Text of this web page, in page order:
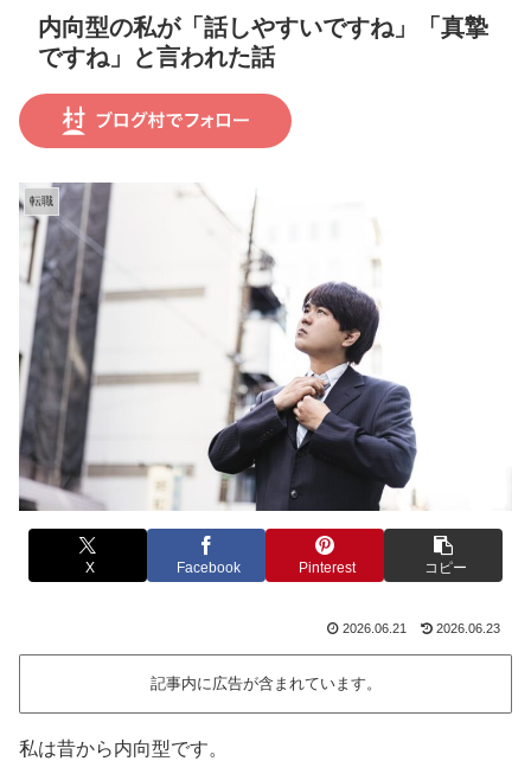
内向型の私が「話しやすいですね」「真摯
ですね」と言われた話
転職
X Facebook Pinterest コピー
2026.06.21 2026.06.23
記事内に広告が含まれています。
私は昔から内向型です。